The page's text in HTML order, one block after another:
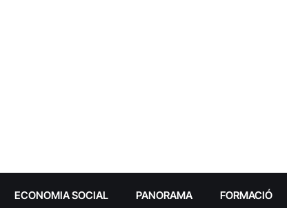
ECONOMIA SOCIAL PANORAMA FORMACIÓ